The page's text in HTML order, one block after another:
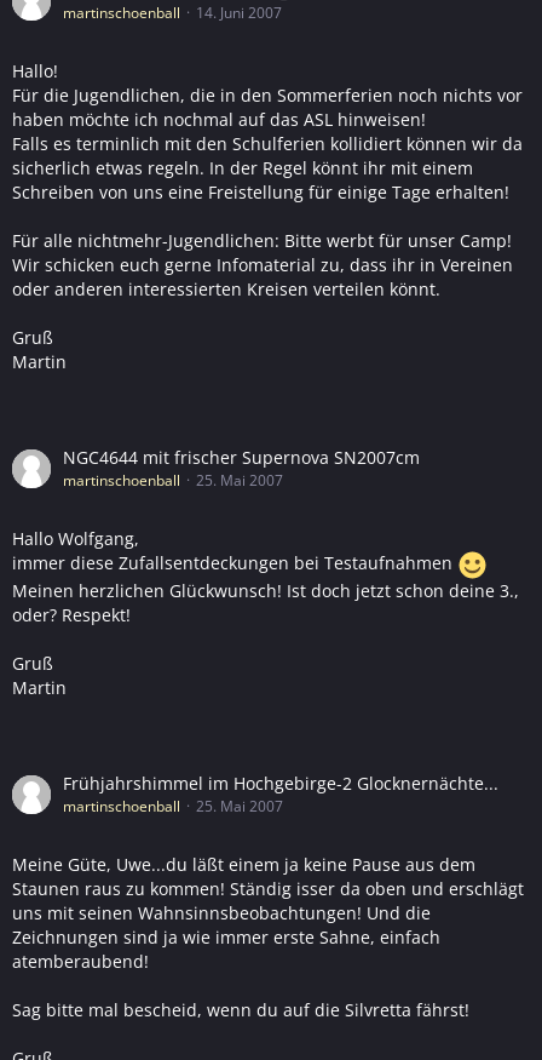
martinschoenball 14. Juni 2007
Hallo!
Für die Jugendlichen, die in den Sommerferien noch nichts vor
haben möchte ich nochmal auf das ASL hinweisen!
Falls es terminlich mit den Schulferien kollidiert können wir da
sicherlich etwas regeln. In der Regel könnt ihr mit einem
Schreiben von uns eine Freistellung für einige Tage erhalten!
Für alle nichtmehr-Jugendlichen: Bitte werbt für unser Camp!
Wir schicken euch gerne Infomaterial zu, dass ihr in Vereinen
oder anderen interessierten Kreisen verteilen könnt.
Gruß
Martin
NGC4644 mit frischer Supernova SN2007cm
martinschoenball 25. Mai 2007
Hallo Wolfgang,
immer diese Zufallsentdeckungen bei Testaufnahmen
Meinen herzlichen Glückwunsch! Ist doch jetzt schon deine 3.,
oder? Respekt!
Gruß
Martin
Frühjahrshimmel im Hochgebirge-2 Glocknernächte...
martinschoenball 25. Mai 2007
Meine Güte, Uwe...du läßt einem ja keine Pause aus dem
Staunen raus zu kommen! Ständig isser da oben und erschlägt
uns mit seinen Wahnsinnsbeobachtungen! Und die
Zeichnungen sind ja wie immer erste Sahne, einfach
atemberaubend!
Sag bitte mal bescheid, wenn du auf die Silvretta fährst!